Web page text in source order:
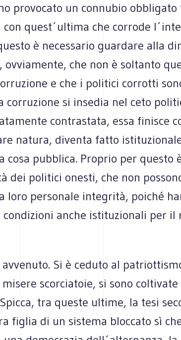
provocato un connubio
quest´ultima che corrode
è necessario guardare alla
ovviamente, che non è soltanto
e che i politici corrotti
corruzione si insedia nel ceto
contrastata, essa finisce
natura, diventa fatto
cosa pubblica. Proprio per questo
dei politici onesti, che non
loro personale integrità, poiché
anche istituzionali per il
avvenuto. Si è ceduto al
misere scorciatoie, si sono
tra queste ultime, la tesi
figlia di un sistema bloccato sì